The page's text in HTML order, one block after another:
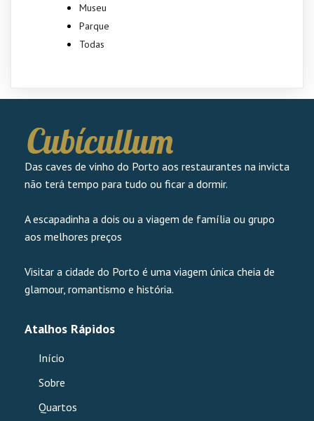
Museu
Parque
Todas
Das caves de vinho do Porto aos restaurantes na invicta
não terá tempo para tudo ou ficar a dormir.
A escapadinha a dois ou a viagem de família ou grupo
aos melhores preços
Visitar a cidade do Porto é uma viagem única cheia de
glamour, romantismo e história.
Atalhos Rápidos
Início
Sobre
Quartos